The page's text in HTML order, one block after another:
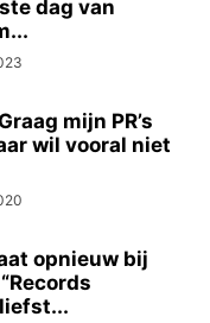
dag van
mijn PR’s
wil vooral niet
opnieuw bij